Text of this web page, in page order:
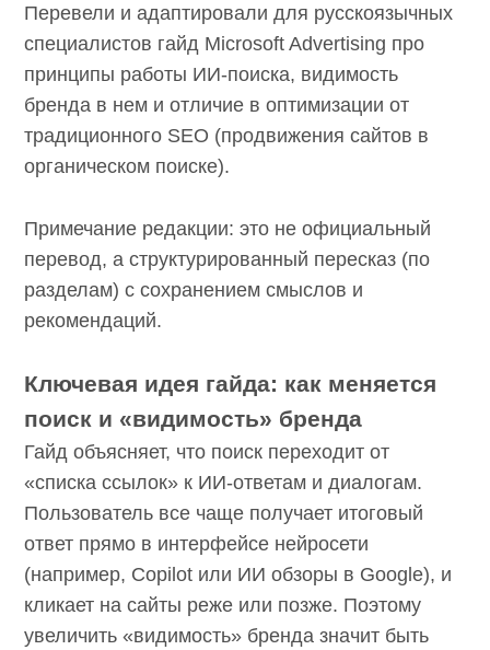
Перевели и адаптировали для русскоязычных
специалистов гайд Microsoft Advertising про
принципы работы ИИ-поиска, видимость
бренда в нем и отличие в оптимизации от
традиционного SEO (продвижения сайтов в
органическом поиске).
Примечание редакции: это не официальный
перевод, а структурированный пересказ (по
разделам) с сохранением смыслов и
рекомендаций.
Ключевая идея гайда: как меняется
поиск и «видимость» бренда
Гайд объясняет, что поиск переходит от
«списка ссылок» к ИИ-ответам и диалогам.
Пользователь все чаще получает итоговый
ответ прямо в интерфейсе нейросети
(например, Copilot или ИИ обзоры в Google), и
кликает на сайты реже или позже. Поэтому
увеличить «видимость» бренда значит быть